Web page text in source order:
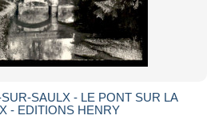
SAULX - LE PONT SUR LA
- EDITIONS HENRY